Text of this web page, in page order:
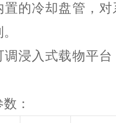
置的冷却盘管，
调浸入式载物平
：